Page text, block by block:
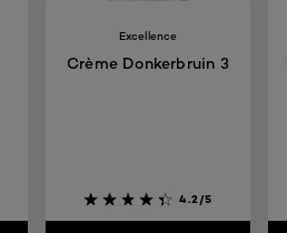
Excellence
Crème Donkerbruin 3
4.2/5